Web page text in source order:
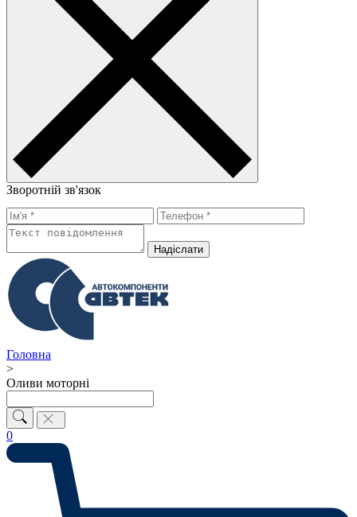
Зворотній зв'язок
Надiслати
Головна
>
Оливи моторні
0